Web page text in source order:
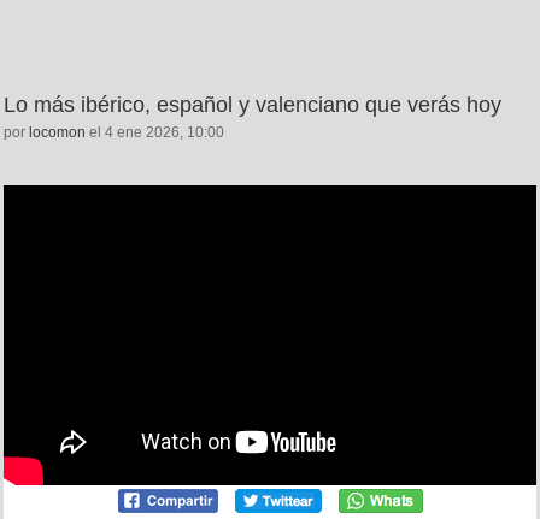
Lo más ibérico, español y valenciano que verás hoy
por locomon el 4 ene 2026, 10:00